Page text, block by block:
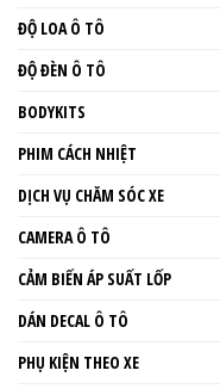
ĐỘ LOA Ô TÔ
ĐỘ ĐÈN Ô TÔ
BODYKITS
PHIM CÁCH NHIỆT
DỊCH VỤ CHĂM SÓC XE
CAMERA Ô TÔ
CẢM BIẾN ÁP SUẤT LỐP
DÁN DECAL Ô TÔ
PHỤ KIỆN THEO XE